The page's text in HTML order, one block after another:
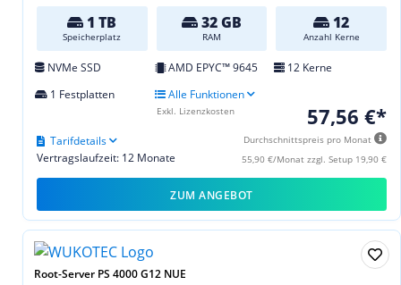
1 TB
Speicherplatz
32 GB
RAM
12
Anzahl Kerne
NVMe SSD AMD EPYC™ 9645
12 Kerne
1 Festplatten
Alle Funktionen
57,56 €*
Durchschnittspreis pro Monat
55,90 €/Monat zzgl. Setup 19,90 €
Vertragslaufzeit: 12 Monate
Tarifdetails
Exkl. Lizenzkosten
ZUM ANGEBOT
Root-Server PS 4000 G12 NUE